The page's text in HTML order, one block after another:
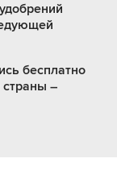
бесплатно
страны –